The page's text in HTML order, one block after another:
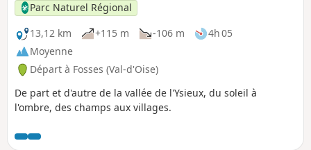
Parc Naturel Régional
13,12 km
+115 m -106 m
4h 05
Moyenne
Départ à Fosses (Val-d'Oise)
De part et d'autre de la vallée de l'Ysieux, du soleil à
l'ombre, des champs aux villages.